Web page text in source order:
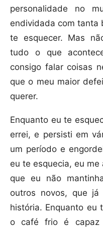
personalidade no
endividada com tanta
te esquecer. Mas
tudo o que
consigo falar coisas
que o meu maior
querer.
Enquanto eu te
errei, e persisti em
um período e
eu te esquecia, eu
que eu não
outros novos, que
história. Enquanto eu
o café frio é capaz